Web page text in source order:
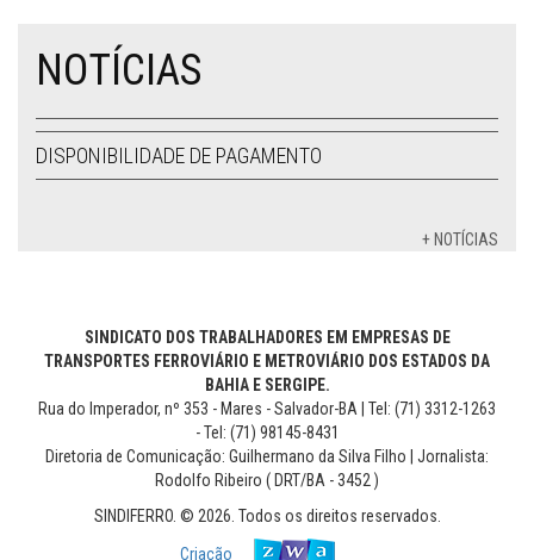
NOTÍCIAS
DISPONIBILIDADE DE PAGAMENTO
+ NOTÍCIAS
SINDICATO DOS TRABALHADORES EM EMPRESAS DE
TRANSPORTES FERROVIÁRIO E METROVIÁRIO DOS ESTADOS DA
BAHIA E SERGIPE.
Rua do Imperador, nº 353 - Mares - Salvador-BA | Tel: (71) 3312-1263
- Tel: (71) 98145-8431
Diretoria de Comunicação: Guilhermano da Silva Filho | Jornalista:
Rodolfo Ribeiro ( DRT/BA - 3452 )
SINDIFERRO. © 2026. Todos os direitos reservados.
Criação